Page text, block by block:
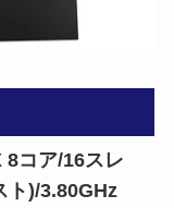
コア/16スレ
ト)/3.80GHz